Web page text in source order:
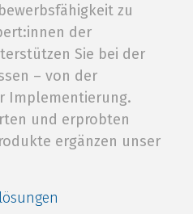
zu
der
Sie bei der
– von der
Implementierung.
und erprobten
ergänzen unser